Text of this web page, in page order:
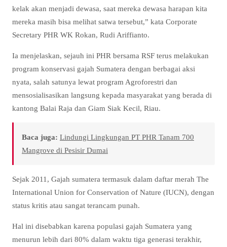
kelak akan menjadi dewasa, saat mereka dewasa harapan kita
mereka masih bisa melihat satwa tersebut,” kata Corporate
Secretary PHR WK Rokan, Rudi Ariffianto.
Ia menjelaskan, sejauh ini PHR bersama RSF terus melakukan
program konservasi gajah Sumatera dengan berbagai aksi
nyata, salah satunya lewat program Agroforestri dan
mensosialisasikan langsung kepada masyarakat yang berada di
kantong Balai Raja dan Giam Siak Kecil, Riau.
Baca juga: Lindungi Lingkungan PT PHR Tanam 700
Mangrove di Pesisir Dumai
Sejak 2011, Gajah sumatera termasuk dalam daftar merah The
International Union for Conservation of Nature (IUCN), dengan
status kritis atau sangat terancam punah.
Hal ini disebabkan karena populasi gajah Sumatera yang
menurun lebih dari 80% dalam waktu tiga generasi terakhir,